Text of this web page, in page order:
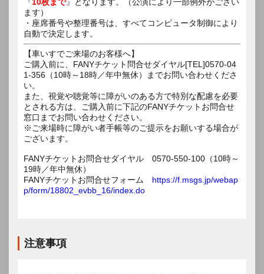
ます）
・座席番号や整理番号は、すべてコンピュータ制御により
自動で決定します。
【車いすでご来場のお客様へ】
ご購入前に、FANYチケット問合せダイヤル[TEL]0570-04
1-356（10時～18時／年中無休）までお問い合わせくださ
い。
また、視覚や聴覚等に障がいのある方で特別な配慮を必要
とされる方は、ご購入前に下記のFANYチケットお問合せ
窓口までお問い合わせください。
※ご来場時に障がい者手帳等のご提示をお願いする場合が
ございます。
FANYチケットお問合せダイヤル 0570-550-100（10時～
19時／年中無休）
FANYチケットお問合せフォーム https://f.msgs.jp/webap
p/form/18802_evbb_16/index.do
注意事項